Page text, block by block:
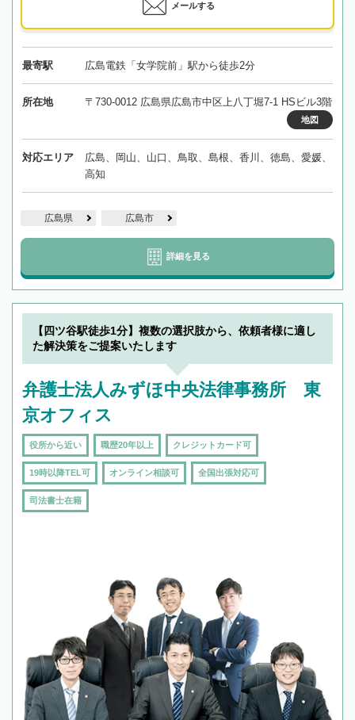
メールする
最寄駅 広島電鉄「女学院前」駅から徒歩2分
所在地 〒730-0012 広島県広島市中区上八丁堀7-1 HSビル3階
地図
対応エリア
広島、岡山、山口、鳥取、島根、香川、徳島、愛媛、
高知
広島県 広島市
詳細を見る
【四ツ谷駅徒歩1分】複数の選択肢から、依頼者様に適し
た解決策をご提案いたします
弁護士法人みずほ中央法律事務所 東
京オフィス
役所から近い 職歴20年以上 クレジットカード可
19時以降TEL可 オンライン相談可 全国出張対応可
司法書士在籍